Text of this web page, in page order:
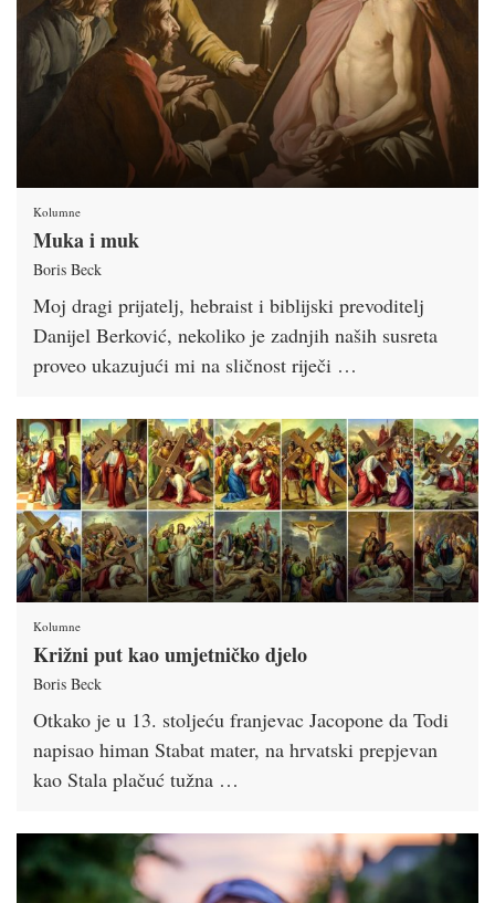
Kolumne
Muka i muk
Boris Beck
Moj dragi prijatelj, hebraist i biblijski prevoditelj
Danijel Berković, nekoliko je zadnjih naših susreta
proveo ukazujući mi na sličnost riječi …
Kolumne
Križni put kao umjetničko djelo
Boris Beck
Otkako je u 13. stoljeću franjevac Jacopone da Todi
napisao himan Stabat mater, na hrvatski prepjevan
kao Stala plačuć tužna …